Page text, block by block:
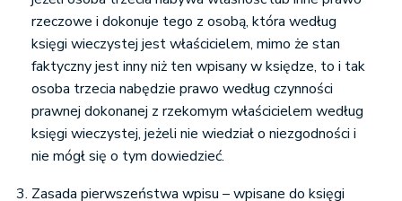
rzeczowe i dokonuje tego z osobą, która według
księgi wieczystej jest właścicielem, mimo że stan
faktyczny jest inny niż ten wpisany w księdze, to i tak
osoba trzecia nabędzie prawo według czynności
prawnej dokonanej z rzekomym właścicielem według
księgi wieczystej, jeżeli nie wiedział o niezgodności i
nie mógł się o tym dowiedzieć.
Zasada pierwszeństwa wpisu – wpisane do księgi